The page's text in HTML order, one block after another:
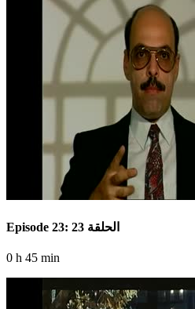
Episode 23: الحلقة 23
0 h 45 min